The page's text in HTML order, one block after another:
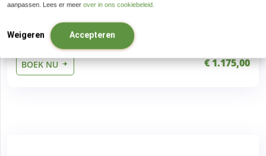
aanpassen. Lees er meer over in ons cookiebeleid.
Weigeren Accepteren
BOEK NU € 1.175,00